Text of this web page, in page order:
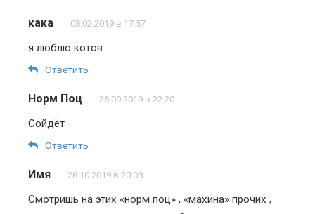
кака 08.02.2019 в 17:57
я люблю котов
Ответить
Норм Поц 26.09.2019 в 22:20
Сойдёт
Ответить
Имя 28.10.2019 в 20:08
Смотришь на этих «норм поц» , «махина» прочих ,